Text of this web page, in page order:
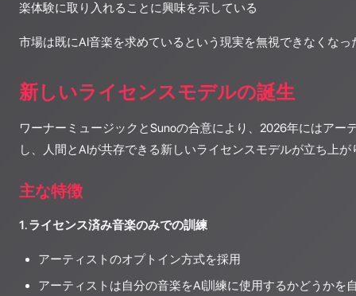
楽体験に取り入れることに興味を示している
市場は既にAI音楽を求めているという現実を無視できなくなっ
新しいライセンスモデルの誕生
ワーナーミュージックとSunoの合意により、2026年にはアー
し、人間とAIが共存できる新しいライセンスモデルが立ち上が
主な特徴
1. ライセンス済み音楽のみでの訓練
アーティストのオプトイン方式を採用
アーティストは自分の音楽をAI訓練に使用するかどうかを